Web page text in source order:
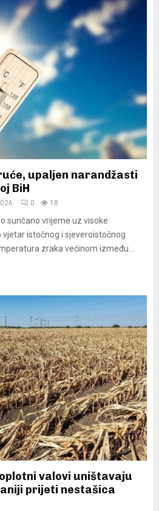
upaljen narandžasti
BiH
0 18
sunčano vrijeme uz visoke
istočnog i sjeveroistočnog
zraka većinom između...
valovi uništavaju
prijeti nestašica